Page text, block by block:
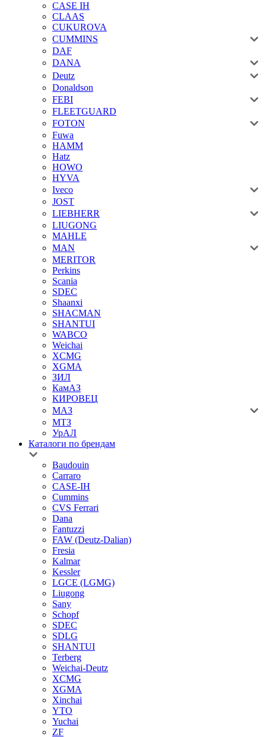
CASE IH
CLAAS
CUKUROVA
CUMMINS
DAF
DANA
Deutz
Donaldson
FEBI
FLEETGUARD
FOTON
Fuwa
HAMM
Hatz
HOWO
HYVA
Iveco
JOST
LIEBHERR
LIUGONG
MAHLE
MAN
MERITOR
Perkins
Scania
SDEC
Shaanxi
SHACMAN
SHANTUI
WABCO
Weichai
XCMG
XGMA
ЗИЛ
КамАЗ
КИРОВЕЦ
МАЗ
МТЗ
УрАЛ
Каталоги по брендам
Baudouin
Carraro
CASE-IH
Cummins
CVS Ferrari
Dana
Fantuzzi
FAW (Deutz-Dalian)
Fresia
Kalmar
Kessler
LGCE (LGMG)
Liugong
Sany
Schopf
SDEC
SDLG
SHANTUI
Terberg
Weichai-Deutz
XCMG
XGMA
Xinchai
YTO
Yuchai
ZF